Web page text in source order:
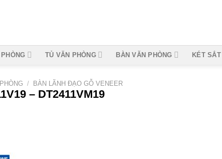
TỦ VĂN PHÒNG BÀN VĂN PHÒNG KÉT SẮT
/ BÀN LÃNH ĐẠO GỖ VENEER
– DT2411VM19